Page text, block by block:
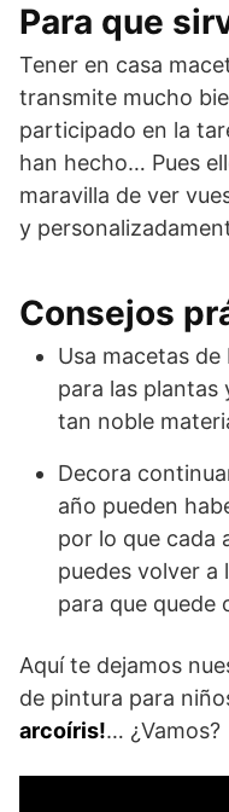
Para que
Tener en casa
transmite mucho
participado en la
han hecho… Pues
maravilla de ver
y
Consejos
Usa macetas
para las plantas
tan noble
Decora
año pueden
por lo que cada
puedes volver a
para que quede
Aquí te dejamos
de pintura para
arcoíris!… ¿Vamos?